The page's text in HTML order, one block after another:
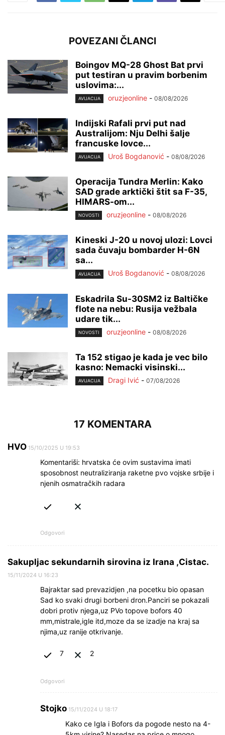
POVEZANI ČLANCI
Boingov MQ-28 Ghost Bat prvi
put testiran u pravim borbenim
uslovima:...
AVIJACIJA oruzjeonline - 08/08/2026
Indijski Rafali prvi put nad
Australijom: Nju Delhi šalje
francuske lovce...
AVIJACIJA Uroš Bogdanović - 08/08/2026
Operacija Tundra Merlin: Kako
SAD grade arktički štit sa F-35,
HIMARS-om...
NOVOSTI oruzjeonline - 08/08/2026
Kineski J-20 u novoj ulozi: Lovci
sada čuvaju bombarder H-6N
sa...
AVIJACIJA Uroš Bogdanović - 08/08/2026
Eskadrila Su-30SM2 iz Baltičke
flote na nebu: Rusija vežbala
udare tik...
NOVOSTI oruzjeonline - 08/08/2026
Ta 152 stigao je kada je vec bilo
kasno: Nemacki visinski...
AVIJACIJA Dragi Ivić - 07/08/2026
17 KOMENTARA
HVO 15/10/2025 U 19:53
Komentariši: hrvatska će ovim sustavima imati
sposobnost neutraliziranja raketne pvo vojske srbije i
njenih osmatračkih radara
Odgovori
Sakupljac sekundarnih sirovina iz Irana ,Cistac.
15/11/2024 U 16:23
Bajraktar sad prevazidjen ,na pocetku bio opasan
Sad ko svaki drugi borbeni dron.Panciri se pokazali
dobri protiv njega,uz PVo topove bofors 40
mm,mistrale,igle itd,moze da se izadje na kraj sa
njima,uz ranije otkrivanje.
7 2
Odgovori
Stojko 15/11/2024 U 18:17
Kako ce Igla i Bofors da pogode nesto na 4-